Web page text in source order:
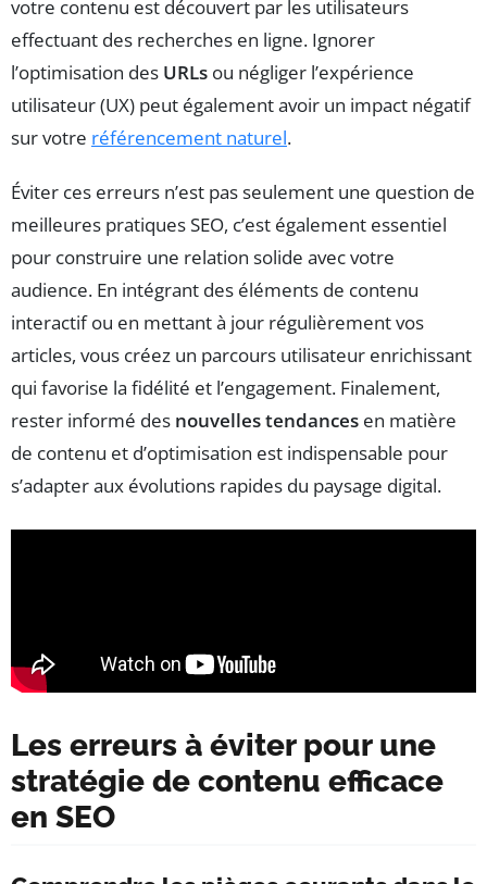
votre contenu est découvert par les utilisateurs
effectuant des recherches en ligne. Ignorer
l’optimisation des URLs ou négliger l’expérience
utilisateur (UX) peut également avoir un impact négatif
sur votre référencement naturel.
Éviter ces erreurs n’est pas seulement une question de
meilleures pratiques SEO, c’est également essentiel
pour construire une relation solide avec votre
audience. En intégrant des éléments de contenu
interactif ou en mettant à jour régulièrement vos
articles, vous créez un parcours utilisateur enrichissant
qui favorise la fidélité et l’engagement. Finalement,
rester informé des nouvelles tendances en matière
de contenu et d’optimisation est indispensable pour
s’adapter aux évolutions rapides du paysage digital.
Les erreurs à éviter pour une
stratégie de contenu efficace
en SEO